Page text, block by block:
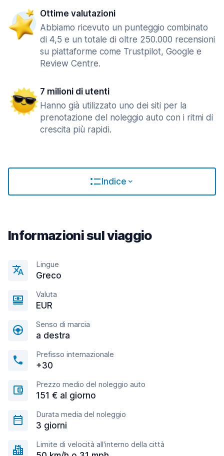
Ottime valutazioni
Abbiamo ricevuto un punteggio combinato
di 4,5 e un totale di oltre 250.000 recensioni
su piattaforme come Trustpilot, Google e
Review Centre.
7 milioni di utenti
Hanno già utilizzato uno dei siti per la
prenotazione del noleggio auto con i ritmi di
crescita più rapidi.
Indice
Informazioni sul viaggio
Lingue
Greco
Valuta
EUR
Senso di marcia
a destra
Prefisso internazionale
+30
Prezzo medio del noleggio auto
151 € al giorno
Durata media del noleggio
3 giorni
Limite di velocità all'interno della città